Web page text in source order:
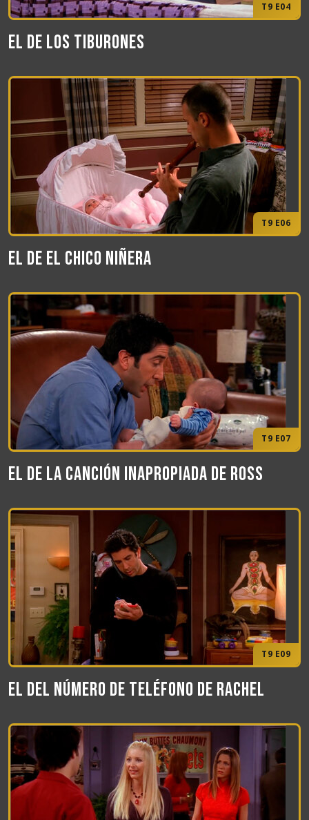
T9 E04
El de los tiburones
T9 E06
El de el chico niñera
T9 E07
El de la canción inapropiada de Ross
T9 E09
El del número de teléfono de Rachel